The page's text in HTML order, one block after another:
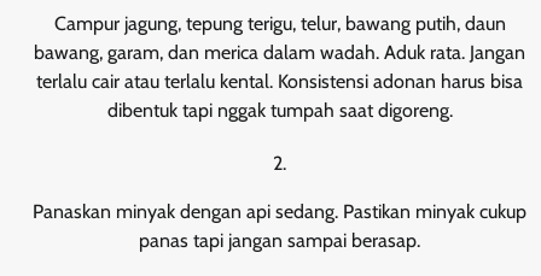
Campur jagung, tepung terigu, telur, bawang putih, daun
bawang, garam, dan merica dalam wadah. Aduk rata. Jangan
terlalu cair atau terlalu kental. Konsistensi adonan harus bisa
dibentuk tapi nggak tumpah saat digoreng.
Panaskan minyak dengan api sedang. Pastikan minyak cukup
panas tapi jangan sampai berasap.